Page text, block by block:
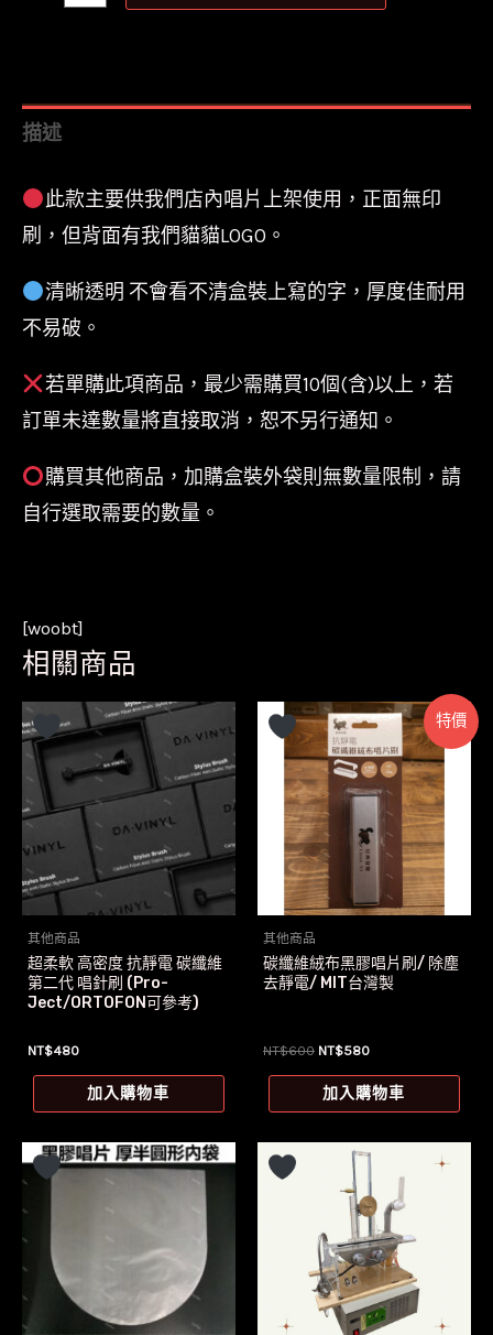
黑
唱
片
口
透
外
袋
背
台
灣
製
OPP
材
質
量
描述
此款主要供我們店內唱片上架使用，正面無印
刷，但背面有我們貓貓LOGO。
清晰透明 不會看不清盒裝上寫的字，厚度佳耐用
不易破。
若單購此項商品，最少需購買10個(含)以上，若
訂單未達數量將直接取消，恕不另行通知。
購買其他商品，加購盒裝外袋則無數量限制，請
自行選取需要的數量。
[woobt]
相關商品
其他商品
超柔軟 高密度 抗靜電 碳纖維
第二代 唱針刷 (Pro-
Ject/ORTOFON可參考)
NT$480
加入購物車
特價
其他商品
碳纖維絨布黑膠唱片刷/ 除塵
去靜電/ MIT台灣製
NT$600 原
價
格：
NT$580目
價
格：
加入購物車